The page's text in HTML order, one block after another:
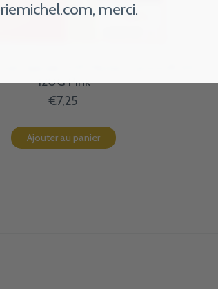
120G Pink
€7,25
Ajouter au panier
, merci.